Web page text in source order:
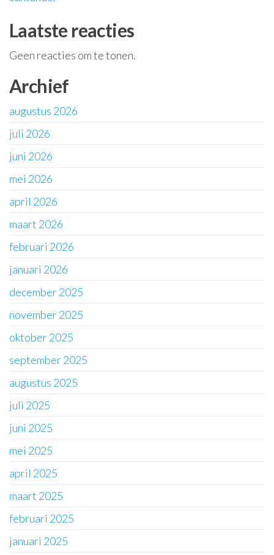
Laatste reacties
Geen reacties om te tonen.
Archief
augustus 2026
juli 2026
juni 2026
mei 2026
april 2026
maart 2026
februari 2026
januari 2026
december 2025
november 2025
oktober 2025
september 2025
augustus 2025
juli 2025
juni 2025
mei 2025
april 2025
maart 2025
februari 2025
januari 2025